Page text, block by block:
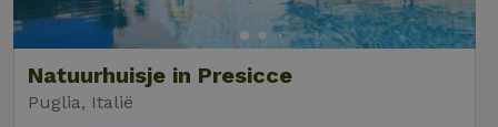
Natuurhuisje in Presicce
Puglia, Italië